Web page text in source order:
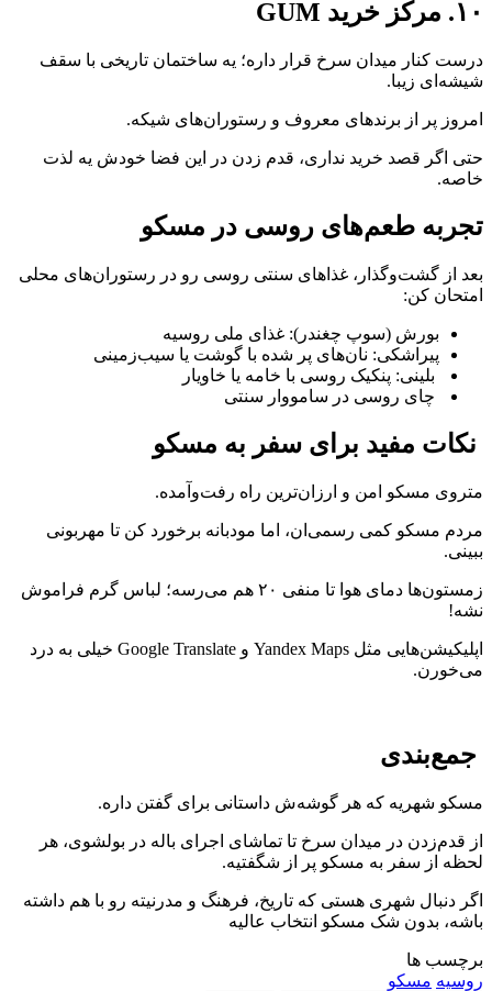
۱۰. مرکز خرید GUM
درست کنار میدان سرخ قرار داره؛ یه ساختمان تاریخی با سقف
شیشه‌ای زیبا.
امروز پر از برندهای معروف و رستوران‌های شیکه.
حتی اگر قصد خرید نداری، قدم زدن در این فضا خودش یه لذت
خاصه.
تجربه طعم‌های روسی در مسکو
بعد از گشت‌و‌گذار، غذاهای سنتی روسی رو در رستوران‌های محلی
امتحان کن:
بورش (سوپ چغندر): غذای ملی روسیه
پیراشکی: نان‌های پر شده با گوشت یا سیب‌زمینی
بلینی: پنکیک روسی با خامه یا خاویار
چای روسی در سامووار سنتی
نکات مفید برای سفر به مسکو
متروی مسکو امن و ارزان‌ترین راه رفت‌وآمده.
مردم مسکو کمی رسمی‌ان، اما مودبانه برخورد کن تا مهربونی
ببینی.
زمستون‌ها دمای هوا تا منفی ۲۰ هم می‌رسه؛ لباس گرم فراموش
نشه!
اپلیکیشن‌هایی مثل Yandex Maps و Google Translate خیلی به درد
می‌خورن.
جمع‌بندی
مسکو شهریه که هر گوشه‌ش داستانی برای گفتن داره.
از قدم‌زدن در میدان سرخ تا تماشای اجرای باله در بولشوی، هر
لحظه از سفر به مسکو پر از شگفتیه.
اگر دنبال شهری هستی که تاریخ، فرهنگ و مدرنیته رو با هم داشته
باشه، بدون شک مسکو انتخاب عالیه
برچسب ها
روسیه مسکو